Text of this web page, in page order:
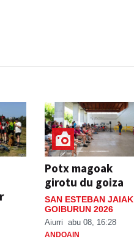
Potx magoak
girotu du goiza
SAN ESTEBAN JAIAK
GOIBURUN 2026
Aiurri abu 08, 16:28
ANDOAIN